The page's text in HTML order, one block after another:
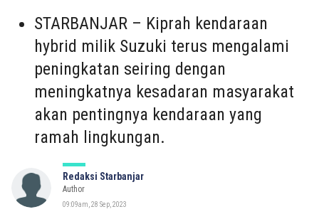
STARBANJAR – Kiprah kendaraan
hybrid milik Suzuki terus mengalami
peningkatan seiring dengan
meningkatnya kesadaran masyarakat
akan pentingnya kendaraan yang
ramah lingkungan.
Redaksi Starbanjar
Author
09:09am, 28 Sep, 2023